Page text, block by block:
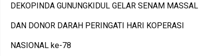
DEKOPINDA GUNUNGKIDUL GELAR SENAM MASSAL
DAN DONOR DARAH PERINGATI HARI KOPERASI
NASIONAL ke-78